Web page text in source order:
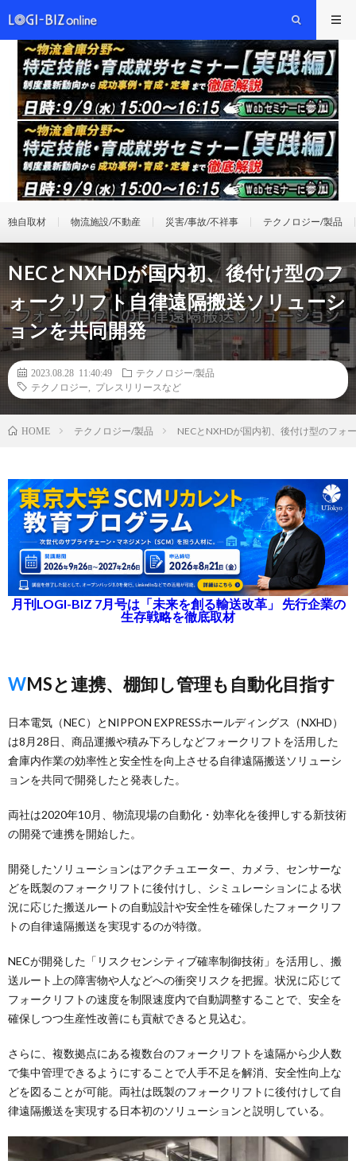
独自取材 物流施設/不動産 災害/事故/不祥事 テクノロジー/製品
NECとNXHDが国内初、後付け型のフ
ォークリフト自律遠隔搬送ソリューシ
ョンを共同開発
2023.08.28 11:40:49
テクノロジー/製品
テクノロジー
プレスリリースなど
HOME テクノロジー/製品 NECとNXHDが国内初、後付け型のフォ
月刊LOGI-BIZ 7月号は「未来を創る輸送改革」 先行企業の
生存戦略を徹底取材
WMSと連携、棚卸し管理も自動化目指す
日本電気（NEC）とNIPPON EXPRESSホールディングス（NXHD）
は8月28日、商品運搬や積み下ろしなどフォークリフトを活用した
倉庫内作業の効率性と安全性を向上させる自律遠隔搬送ソリューシ
ョンを共同で開発したと発表した。
両社は2020年10月、物流現場の自動化・効率化を後押しする新技術
の開発で連携を開始した。
開発したソリューションはアクチュエーター、カメラ、センサーな
どを既製のフォークリフトに後付けし、シミュレーションによる状
況に応じた搬送ルートの自動設計や安全性を確保したフォークリフ
トの自律遠隔搬送を実現するのが特徴。
NECが開発した「リスクセンシティブ確率制御技術」を活用し、搬
送ルート上の障害物や人などへの衝突リスクを把握。状況に応じて
フォークリフトの速度を制限速度内で自動調整することで、安全を
確保しつつ生産性改善にも貢献できると見込む。
さらに、複数拠点にある複数台のフォークリフトを遠隔から少人数
で集中管理できるようにすることで人手不足を解消、安全性向上な
どを図ることが可能。両社は既製のフォークリフトに後付けして自
律遠隔搬送を実現する日本初のソリューションと説明している。